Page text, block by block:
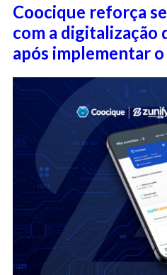
Coocique reforça
com a digitalização
após implementar